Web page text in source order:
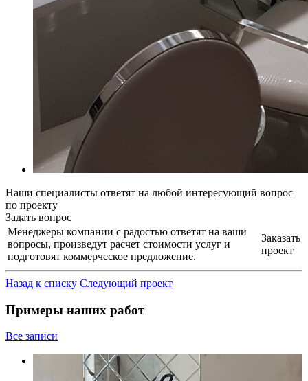
Наши специалисты ответят на любой интересующий вопрос
по проекту
Задать вопрос
Менеджеры компании с радостью ответят на ваши
вопросы, произведут расчет стоимости услуг и
подготовят коммерческое предложение.
Заказать
проект
Назад к списку Следующий проект
Примеры наших работ
Все записи